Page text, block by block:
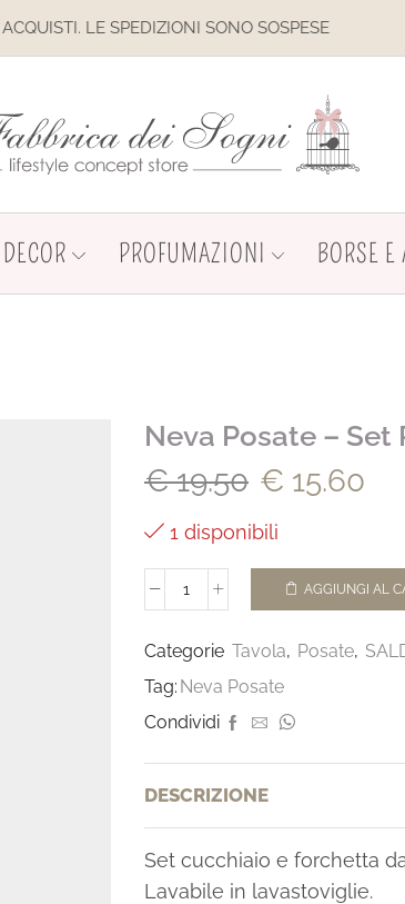
IL SITO È IN
PROFUMAZIONI BORSE E
Neva Posate –
€19.50 € 15.60
1 disponibili
AGGIUNGI AL
Categorie Tavola, Posate,
Tag: Neva Posate
Condividi
DESCRIZIONE
Set cucchiaio e forchetta
Lavabile in lavastoviglie.